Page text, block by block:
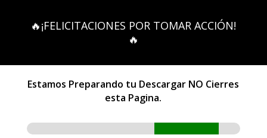
🔥¡FELICITACIONES POR TOMAR ACCIÓN!
🔥
Estamos Preparando tu Descargar NO Cierres
esta Pagina.